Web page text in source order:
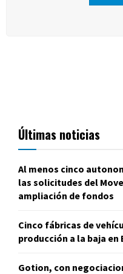
Últimas noticias
Al menos cinco
las solicitudes del
ampliación de fondos
Cinco fábricas de
producción a la baja en
Gotion, con